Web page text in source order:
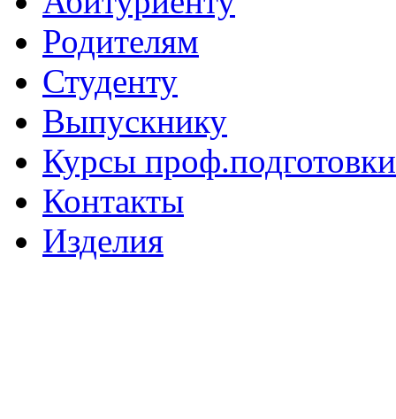
Родителям
Студенту
Выпускнику
Курсы проф.подготовки
Контакты
Изделия